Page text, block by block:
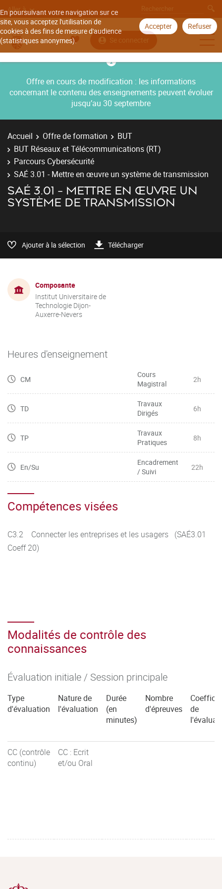
En poursuivant votre navigation sur ce
site, vous acceptez l'utilisation de
cookies à des fins de mesure d'audience
(statistiques anonymes).
Accepter Refuser
Aller à
Se connecter
Offre en cours de modification : les informations
concernant le contenu des enseignements peuvent évoluer
jusqu’au 30 septembre
Accueil Offre de formation
BUT
BUT Réseaux et Télécommunications (RT)
Parcours Cybersécurité
SAÉ 3.01 - Mettre en œuvre un système de transmission
SAÉ 3.01 - METTRE EN ŒUVRE UN
SYSTÈME DE TRANSMISSION
Ajouter à la sélection Télécharger
Composante
Institut Universitaire de
Technologie Dijon-
Auxerre-Nevers
Heures d'enseignement
CM
Cours
Magistral
2h
TD
Travaux
Dirigés
6h
TP
Travaux
Pratiques
8h
En/Su
Encadrement
/ Suivi
22h
Compétences visées
C3.2 Connecter les entreprises et les usagers (SAÉ3.01
Coeff 20)
Modalités de contrôle des
connaissances
Évaluation initiale / Session principale
Type
d'évaluation
Nature de
l'évaluation
Durée
(en
minutes)
Nombre
d'épreuves
de
CC (contrôle
continu)
CC : Ecrit
et/ou Oral